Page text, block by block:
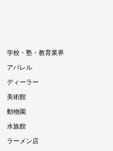
学校・塾・教育業界
アパレル
ディーラー
美術館
動物園
水族館
ラーメン店